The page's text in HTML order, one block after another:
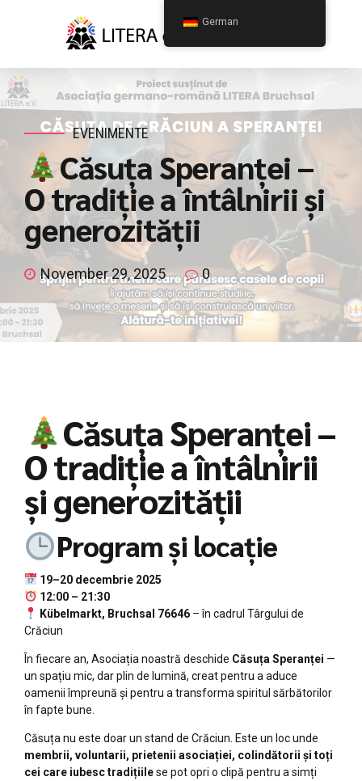
EVENIMENTE
Căsuța Speranței –
O tradiție a întâlnirii și
generozității
November 29, 2025 0
Căsuța Speranței –
O tradiție a întâlnirii
și generozității
Program și locație
19–20 decembrie 2025
12:00 – 21:30
Kübelmarkt, Bruchsal 76646– în cadrul Târgului de
Crăciun
În fiecare an, Asociația noastră deschide Căsuța Speranței —
un spațiu mic, dar plin de lumină, creat pentru a aduce
oamenii împreună și pentru a transforma spiritul sărbătorilor
în fapte bune.
Căsuța nu este doar un stand de Crăciun. Este un loc unde
membrii, voluntarii, prietenii asociației, colindătorii și toți
cei care iubesc tradițiilese pot opri o clipă pentru a simți
German